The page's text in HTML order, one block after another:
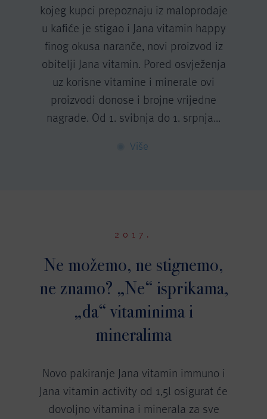
kojeg kupci prepoznaju iz maloprodaje
u kafiće je stigao i Jana vitamin happy
finog okusa naranče, novi proizvod iz
obitelji Jana vitamin. Pored osvježenja
uz korisne vitamine i minerale ovi
proizvodi donose i brojne vrijedne
nagrade. Od 1. svibnja do 1. srpnja...
Više
2017.
Ne možemo, ne stignemo,
ne znamo? „Ne“ isprikama,
„da“ vitaminima i
mineralima
Novo pakiranje Jana vitamin immuno i
Jana vitamin activity od 1,5l osigurat će
dovoljno vitamina i minerala za sve